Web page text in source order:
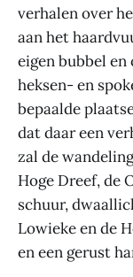
verhalen over
aan het
eigen bubbel
heksen- en
bepaalde
dat daar een
zal de
Hoge Dreef, de
schuur,
Lowieke en de
en een gerust